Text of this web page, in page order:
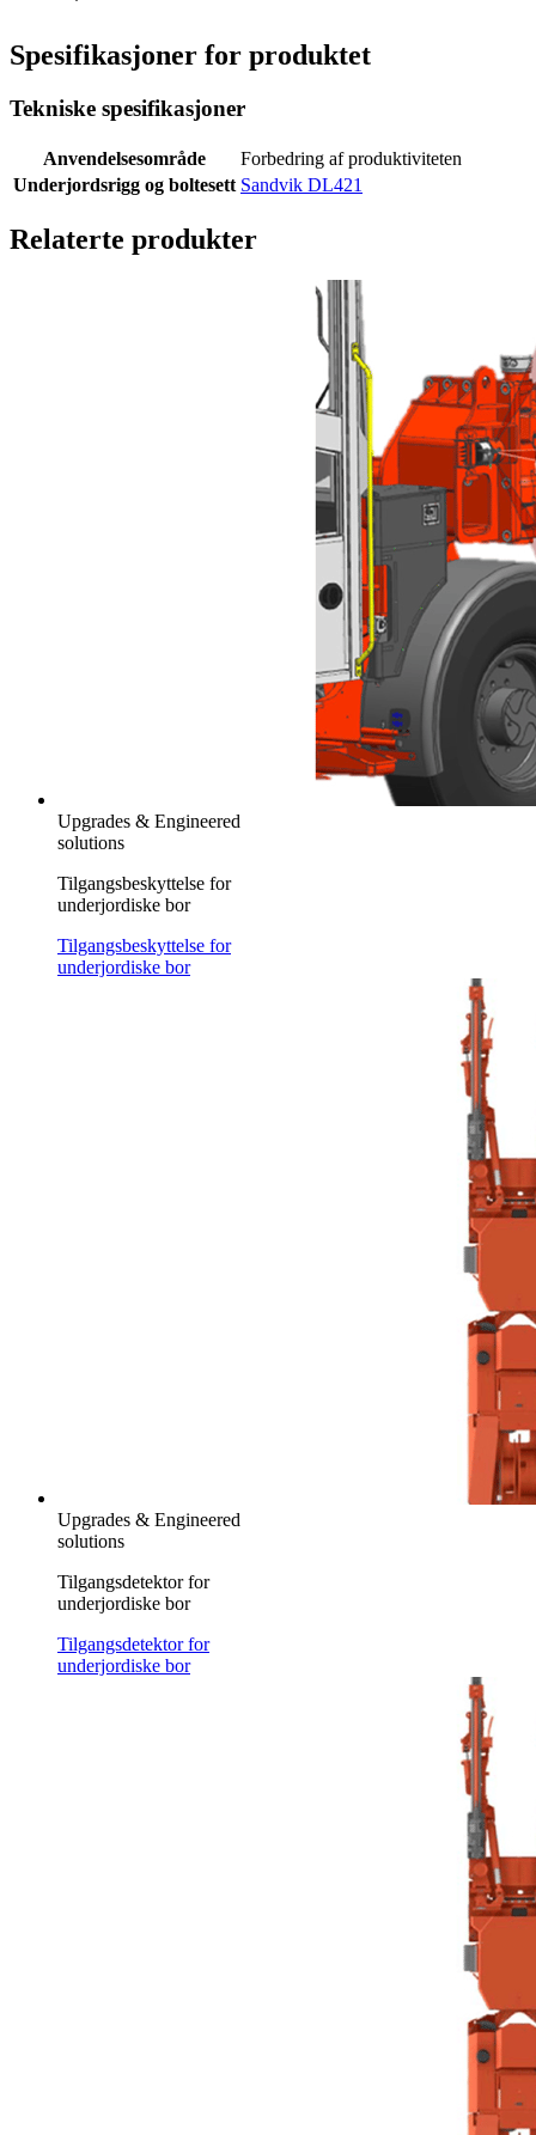
Spesifikasjoner for produktet
Tekniske spesifikasjoner
Anvendelsesområde
Forbedring af produktiviteten
Underjordsrigg og boltesett Sandvik DL421
Relaterte produkter
Upgrades & Engineered
solutions
Tilgangsbeskyttelse for
underjordiske bor
Tilgangsbeskyttelse for
underjordiske bor
Upgrades & Engineered
solutions
Tilgangsdetektor for
underjordiske bor
Tilgangsdetektor for
underjordiske bor